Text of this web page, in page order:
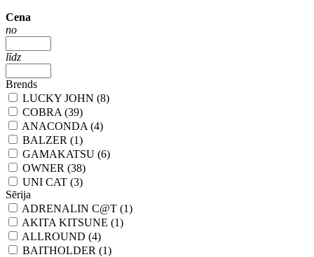
Cena
no
līdz
Brends
LUCKY JOHN (8)
COBRA (39)
ANACONDA (4)
BALZER (1)
GAMAKATSU (6)
OWNER (38)
UNI CAT (3)
Sērija
ADRENALIN C@T (1)
AKITA KITSUNE (1)
ALLROUND (4)
BAITHOLDER (1)